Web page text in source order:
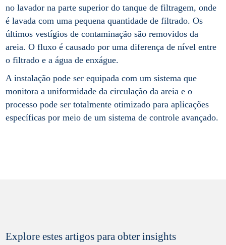
no lavador na parte superior do tanque de filtragem, onde
é lavada com uma pequena quantidade de filtrado. Os
últimos vestígios de contaminação são removidos da
areia. O fluxo é causado por uma diferença de nível entre
o filtrado e a água de enxágue.
A instalação pode ser equipada com um sistema que
monitora a uniformidade da circulação da areia e o
processo pode ser totalmente otimizado para aplicações
específicas por meio de um sistema de controle avançado.
Explore estes artigos para obter insights